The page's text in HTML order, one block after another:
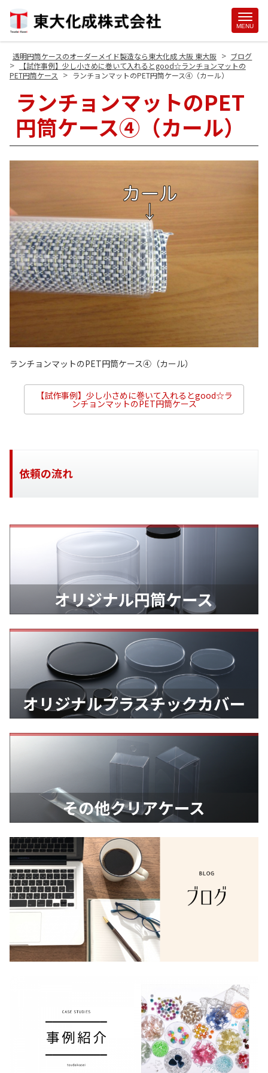
MENU
透明円筒ケースのオーダーメイド製造なら東大化成 大阪 東大阪 > ブログ
>
【試作事例】少し小さめに巻いて入れるとgood☆ランチョンマットの
PET円筒ケース > ランチョンマットのPET円筒ケース④（カール）
ランチョンマットのPET
円筒ケース④（カール）
ランチョンマットのPET円筒ケース④（カール）
【試作事例】少し小さめに巻いて入れるとgood☆ラ
ンチョンマットのPET円筒ケース
依頼の流れ
Site
Footer